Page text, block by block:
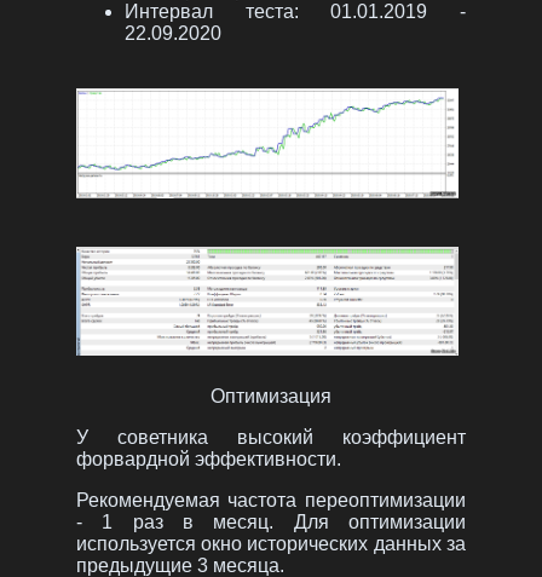
Интервал теста: 01.01.2019 -
22.09.2020
Оптимизация
У советника высокий коэффициент
форвардной эффективности.
Рекомендуемая частота переоптимизации
- 1 раз в месяц. Для оптимизации
используется окно исторических данных за
предыдущие 3 месяца.